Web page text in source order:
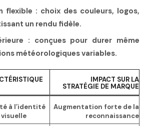
flexible : choix des couleurs, logos,
un rendu fidèle.
: conçues pour durer même
météorologiques variables.
IMPACT SUR LA
STRATÉGIE DE MARQUE
à l’identité
visuelle
Augmentation forte de la
reconnaissance